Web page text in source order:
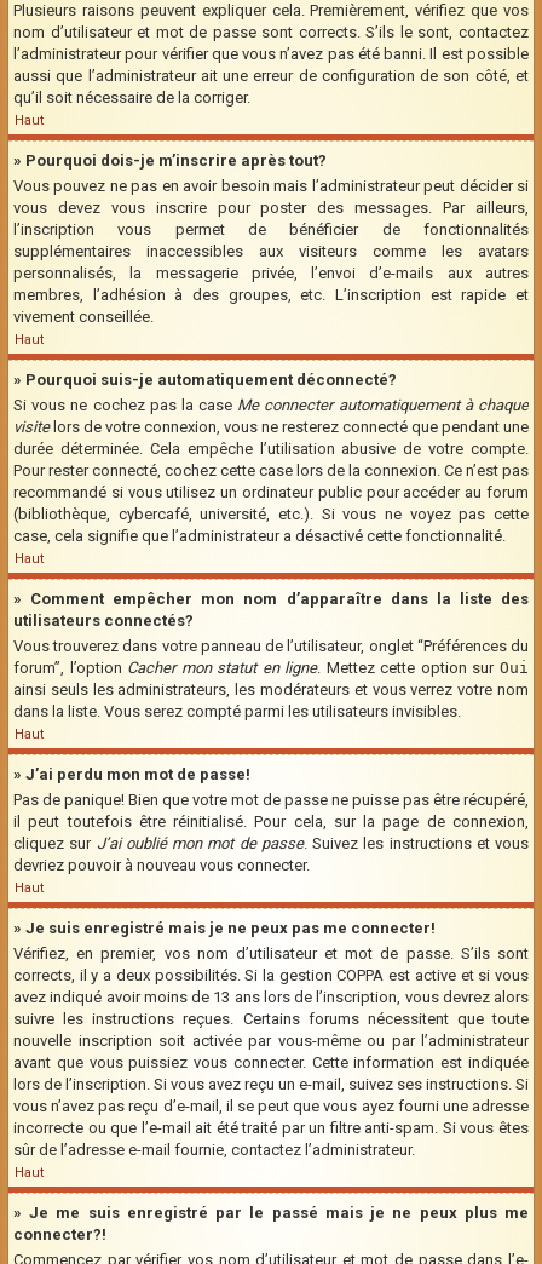
Plusieurs raisons peuvent expliquer cela. Premièrement, vérifiez que vos
nom d’utilisateur et mot de passe sont corrects. S’ils le sont, contactez
l’administrateur pour vérifier que vous n’avez pas été banni. Il est possible
aussi que l’administrateur ait une erreur de configuration de son côté, et
qu’il soit nécessaire de la corriger.
Haut
» Pourquoi dois-je m’inscrire après tout?
Vous pouvez ne pas en avoir besoin mais l’administrateur peut décider si
vous devez vous inscrire pour poster des messages. Par ailleurs,
l’inscription vous permet de bénéficier de fonctionnalités
supplémentaires inaccessibles aux visiteurs comme les avatars
personnalisés, la messagerie privée, l’envoi d’e-mails aux autres
membres, l’adhésion à des groupes, etc. L’inscription est rapide et
vivement conseillée.
Haut
» Pourquoi suis-je automatiquement déconnecté?
Si vous ne cochez pas la case Me connecter automatiquement à chaque
visitelors de votre connexion, vous ne resterez connecté que pendant une
durée déterminée. Cela empêche l’utilisation abusive de votre compte.
Pour rester connecté, cochez cette case lors de la connexion. Ce n’est pas
recommandé si vous utilisez un ordinateur public pour accéder au forum
(bibliothèque, cybercafé, université, etc.). Si vous ne voyez pas cette
case, cela signifie que l’administrateur a désactivé cette fonctionnalité.
Haut
» Comment empêcher mon nom d’apparaître dans la liste des
utilisateurs connectés?
Vous trouverez dans votre panneau de l’utilisateur, onglet “Préférences du
forum”, l’option Cacher mon statut en ligne. Mettez cette option surOui
ainsi seuls les administrateurs, les modérateurs et vous verrez votre nom
dans la liste. Vous serez compté parmi les utilisateurs invisibles.
Haut
» J’ai perdu mon mot de passe!
Pas de panique! Bien que votre mot de passe ne puisse pas être récupéré,
il peut toutefois être réinitialisé. Pour cela, sur la page de connexion,
cliquez sur J’ai oublié mon mot de passe. Suivez les instructions et vous
devriez pouvoir à nouveau vous connecter.
Haut
» Je suis enregistré mais je ne peux pas me connecter!
Vérifiez, en premier, vos nom d’utilisateur et mot de passe. S’ils sont
corrects, il y a deux possibilités. Si la gestion COPPA est active et si vous
avez indiqué avoir moins de 13 ans lors de l’inscription, vous devrez alors
suivre les instructions reçues. Certains forums nécessitent que toute
nouvelle inscription soit activée par vous-même ou par l’administrateur
avant que vous puissiez vous connecter. Cette information est indiquée
lors de l’inscription. Si vous avez reçu un e-mail, suivez ses instructions. Si
vous n’avez pas reçu d’e-mail, il se peut que vous ayez fourni une adresse
incorrecte ou que l’e-mail ait été traité par un filtre anti-spam. Si vous êtes
sûr de l’adresse e-mail fournie, contactez l’administrateur.
Haut
» Je me suis enregistré par le passé mais je ne peux plus me
connecter?!
Commencez par vérifier vos nom d’utilisateur et mot de passe dans l’e-